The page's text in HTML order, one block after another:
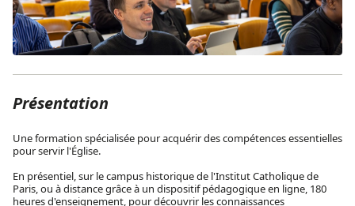
Présentation
Une formation spécialisée pour acquérir des compétences essentielles
pour servir l'Église.
En présentiel, sur le campus historique de l'Institut Catholique de
Paris, ou à distance grâce à un dispositif pédagogique en ligne, 180
heures d'enseignement, pour découvrir les connaissances